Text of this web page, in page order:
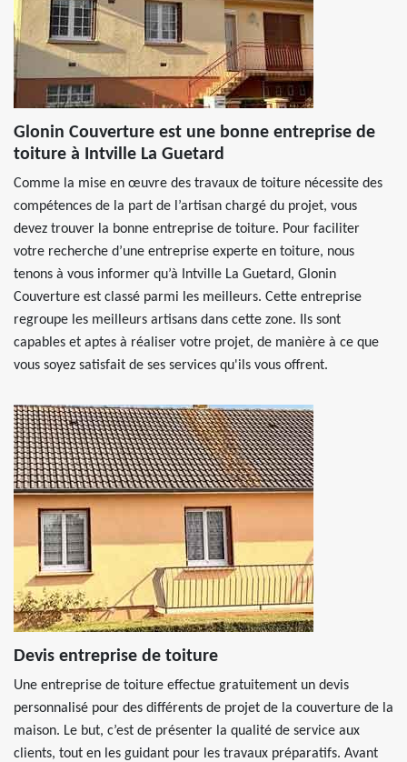
Glonin Couverture est une bonne entreprise de
toiture à Intville La Guetard
Comme la mise en œuvre des travaux de toiture nécessite des
compétences de la part de l’artisan chargé du projet, vous
devez trouver la bonne entreprise de toiture. Pour faciliter
votre recherche d’une entreprise experte en toiture, nous
tenons à vous informer qu’à Intville La Guetard, Glonin
Couverture est classé parmi les meilleurs. Cette entreprise
regroupe les meilleurs artisans dans cette zone. Ils sont
capables et aptes à réaliser votre projet, de manière à ce que
vous soyez satisfait de ses services qu'ils vous offrent.
Devis entreprise de toiture
Une entreprise de toiture effectue gratuitement un devis
personnalisé pour des différents de projet de la couverture de la
maison. Le but, c’est de présenter la qualité de service aux
clients, tout en les guidant pour les travaux préparatifs. Avant